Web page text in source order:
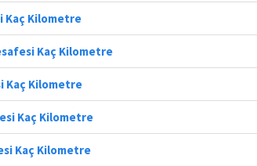
Kaç Kilometre
Kaç Kilometre
Kaç Kilometre
Kaç Kilometre
Kaç Kilometre